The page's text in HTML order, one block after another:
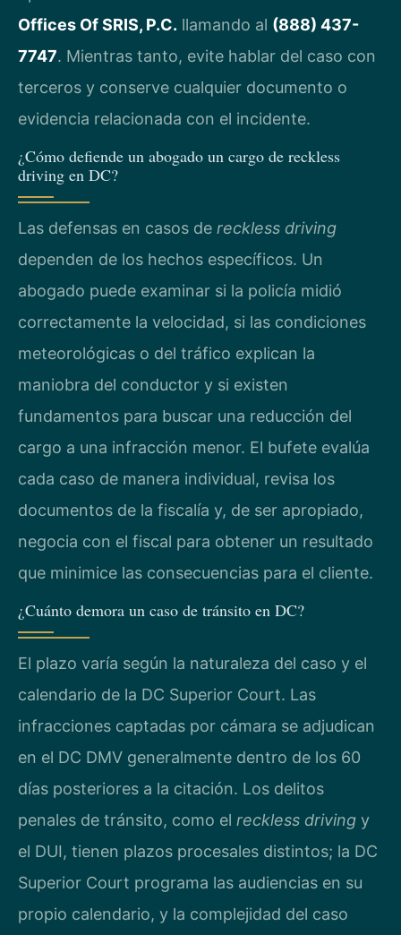
Offices Of SRIS, P.C. llamando al (888) 437-
7747. Mientras tanto, evite hablar del caso con
terceros y conserve cualquier documento o
evidencia relacionada con el incidente.
¿Cómo defiende un abogado un cargo de reckless
driving en DC?
Las defensas en casos de reckless driving
dependen de los hechos específicos. Un
abogado puede examinar si la policía midió
correctamente la velocidad, si las condiciones
meteorológicas o del tráfico explican la
maniobra del conductor y si existen
fundamentos para buscar una reducción del
cargo a una infracción menor. El bufete evalúa
cada caso de manera individual, revisa los
documentos de la fiscalía y, de ser apropiado,
negocia con el fiscal para obtener un resultado
que minimice las consecuencias para el cliente.
¿Cuánto demora un caso de tránsito en DC?
El plazo varía según la naturaleza del caso y el
calendario de la DC Superior Court. Las
infracciones captadas por cámara se adjudican
en el DC DMV generalmente dentro de los 60
días posteriores a la citación. Los delitos
penales de tránsito, como el reckless driving y
el DUI, tienen plazos procesales distintos; la DC
Superior Court programa las audiencias en su
propio calendario, y la complejidad del caso